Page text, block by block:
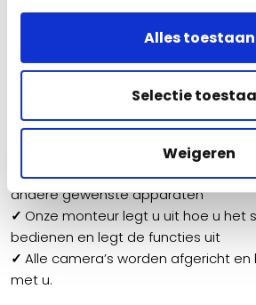
Alles toestaan
Selectie
Weigeren
voor de beveiliging & voorziet u ter
. Zo weet u direct
Recorder wordt ingesteld en
zorgvuldig afgemonteerd,
✓De app wordt ingesteld op uw
andere gewenste apparaten
✓ Onze monteur legt u uit hoe u het
bedienen en legt de functies uit
✓ Alle camera’s worden afgericht
met u.